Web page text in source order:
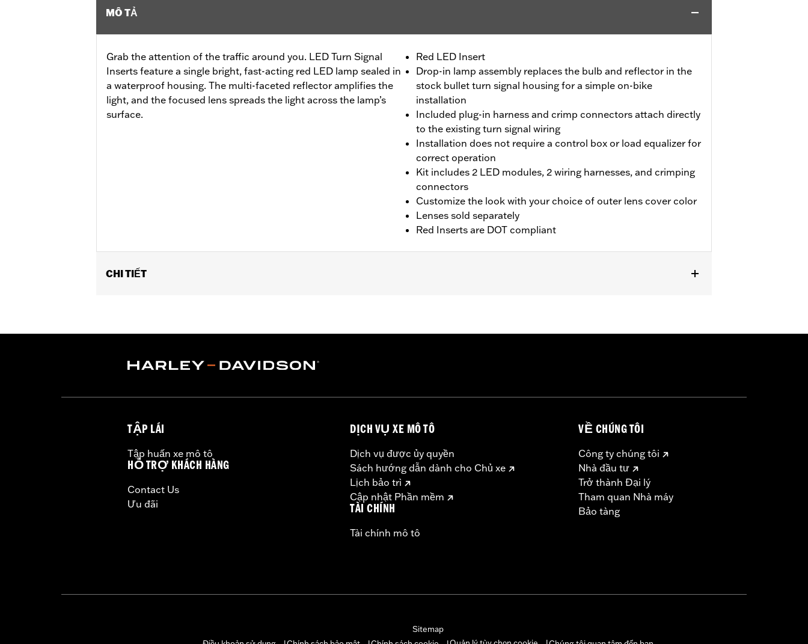
MÔ TẢ
Grab the attention of the traffic around you. LED Turn Signal
Inserts feature a single bright, fast-acting red LED lamp sealed in
a waterproof housing. The multi-faceted reflector amplifies the
light, and the focused lens spreads the light across the lamp’s
surface.
Red LED Insert
Drop-in lamp assembly replaces the bulb and reflector in the
stock bullet turn signal housing for a simple on-bike
installation
Included plug-in harness and crimp connectors attach directly
to the existing turn signal wiring
Installation does not require a control box or load equalizer for
correct operation
Kit includes 2 LED modules, 2 wiring harnesses, and crimping
connectors
Customize the look with your choice of outer lens cover color
Lenses sold separately
Red Inserts are DOT compliant
CHI TIẾT
FLHXSE, FLTRXSE, FLTRXSTSE, '24-later FLHX, FLTRX and '25-later FLHXU and FLTRXRRSE) and Trike models. Does not fit some
Installation Instructions
In the Box: 2 LED modules, 2 wiring harnesses and crimping connectors
WARRANTY:
1 year limited warranty – Go to
for full details
CERTIFICATION:Meets DOT requirements
TẬP LÁI
Tập huấn xe mô tô
HỖ TRỢ KHÁCH HÀNG
Contact Us
Ưu đãi
DỊCH VỤ XE MÔ TÔ
Dịch vụ được ủy quyền
Sách hướng dẫn dành cho Chủ xe
Lịch bảo trì
Cập nhật Phần mềm
TÀI CHÍNH
Tài chính mô tô
VỀ CHÚNG TÔI
Công ty chúng tôi
Nhà đầu tư
Trở thành Đại lý
Tham quan Nhà máy
Bảo tàng
Sitemap